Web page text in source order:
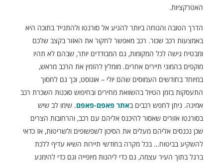
האטרקציות.
הדרך הטובה והנוחה ביותר להגיע אל סורנטו ולהתנייד בתוכה היא
באמצעות רכב שכור. רכב מאפשר לחקור את האזור בקצב שלכם
ומבטיח גישה לכל המקומות, גם המבודדים יותר, שבהם לא תהיו
מוקפים בהמוני תיירים אחרים. מומלץ להזמין את הרכב מראש,
במיוחד בחודשים העמוסים שהם יולי – אוגוסט, וכך גם לחסוך
התעסקות בזמן הטיול בהשוואת מחירים ובחיפוש סוכנות השכרת רכב
אמינה. ניתן לחפש רכבים ב אתר פאפם-פאפם. שימו לב שיש
בסורנטו אזורים שאסור להיכנס אליהם עם רכב, והרחובות הצרים
שכן נכנסים אליהם מעלים את הסיכון לשפשופים ולשריטות, אז כדאי
להשקיע בביטוח… בכל מקרה בחודשי תיירות השיא עדיף ללכת
ברגל בתוך העיר עצמה, גם כדי ליהנות מיופייה וגם כדי להימנע